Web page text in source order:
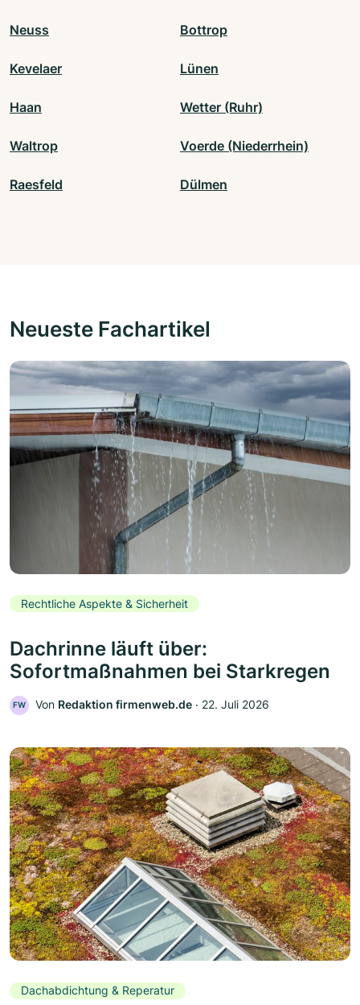
Neuss Bottrop
Kevelaer Lünen
Haan Wetter (Ruhr)
Waltrop Voerde (Niederrhein)
Raesfeld Dülmen
Neueste Fachartikel
Rechtliche Aspekte & Sicherheit
Dachrinne läuft über:
Sofortmaßnahmen bei Starkregen
FW Von Redaktion firmenweb.de ‧ 22. Juli 2026
Dachabdichtung & Reperatur